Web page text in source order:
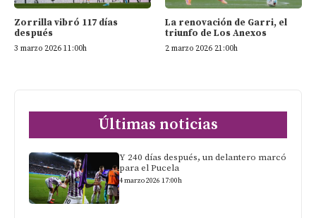
Zorrilla vibró 117 días
después
3 marzo 2026 11:00h
La renovación de Garri, el
triunfo de Los Anexos
2 marzo 2026 21:00h
Últimas noticias
Y 240 días después, un delantero marcó
para el Pucela
4 marzo 2026 17:00h